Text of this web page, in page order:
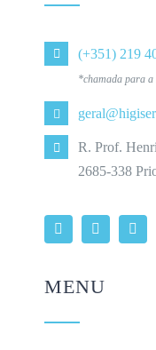
(+351) 219
*chamada para
R. Prof.
2685-338
MENU